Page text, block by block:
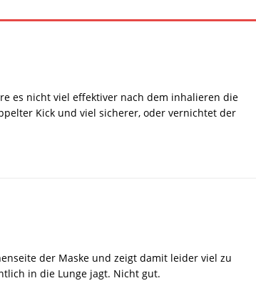
es nicht viel effektiver nach dem inhalieren die
Kick und viel sicherer, oder vernichtet der
der Maske und zeigt damit leider viel zu
in die Lunge jagt. Nicht gut.